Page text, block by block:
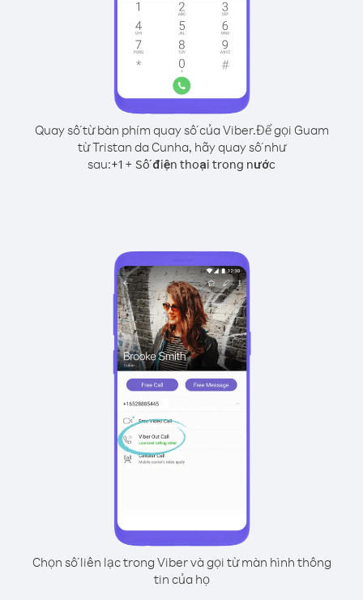
Quay số từ bàn phím quay số của Viber.Để gọi Guam
từ Tristan da Cunha, hãy quay số như
sau:+1 + Số điện thoại trong nước
Chọn số liên lạc trong Viber và gọi từ màn hình thông
tin của họ